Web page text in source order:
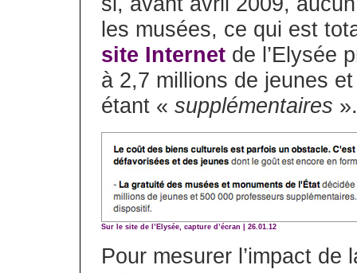
les musées, ce qui est
site Internet de l’Elysée
à 2,7 millions de jeunes
étant « supplémentaires
Sur le site de l’Elysée, capture d’écran | 26.01.12
Pour mesurer l’impact